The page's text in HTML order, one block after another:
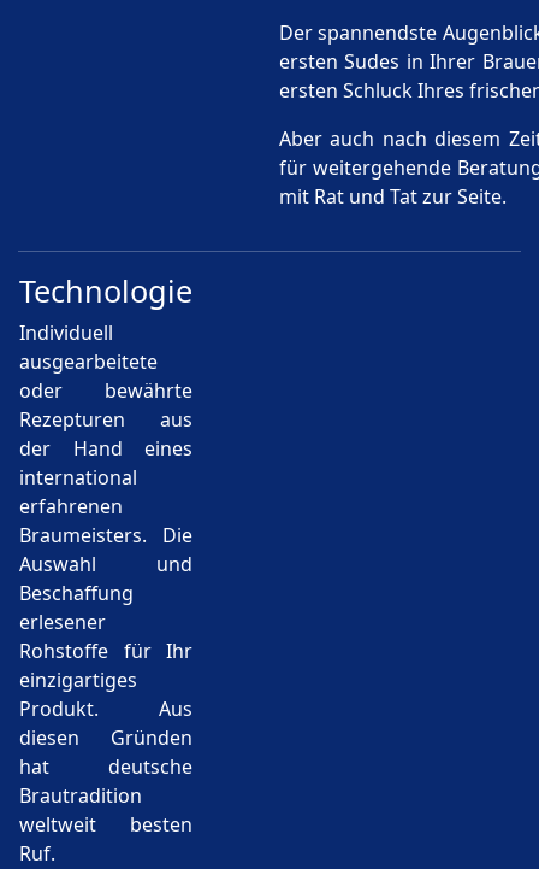
Der spannendste
ersten Sudes in Ihrer
ersten Schluck Ihres
Aber auch nach diesem
für weitergehende
mit Rat und Tat zur Seite.
Technologie
Individuell
ausgearbeitete
oder bewährte
Rezepturen aus
der Hand eines
international
erfahrenen
Braumeisters. Die
Auswahl und
Beschaffung
erlesener
Rohstoffe für Ihr
einzigartiges
Produkt. Aus
diesen Gründen
hat deutsche
Brautradition
weltweit besten
Ruf.